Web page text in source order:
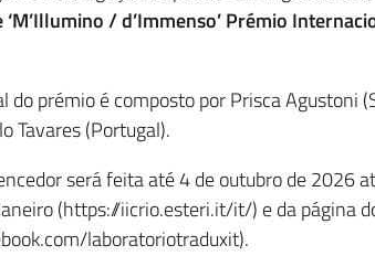
/ d’Immenso’ Prémio
do prémio é composto por Prisca Agustoni
Tavares (Portugal).
será feita até 4 de outubro de 2026
(https://iicrio.esteri.it/it/) e da página
laboratoriotraduxit).